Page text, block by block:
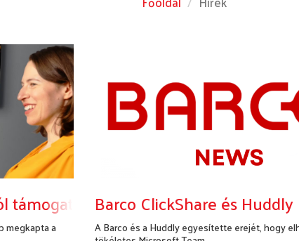
támogatja a vezeték nélküli BYOD-t
megkapta a
Barco ClickShare és
A Barco és a Huddly egyesítette erejét, hogy